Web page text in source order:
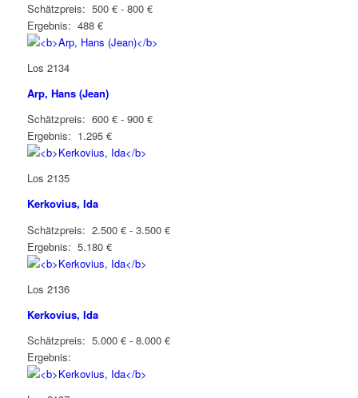
Schätzpreis: 500 € - 800 €
Ergebnis: 488 €
Los 2134
Arp, Hans (Jean)
Schätzpreis: 600 € - 900 €
Ergebnis: 1.295 €
Los 2135
Kerkovius, Ida
Schätzpreis: 2.500 € - 3.500 €
Ergebnis: 5.180 €
Los 2136
Kerkovius, Ida
Schätzpreis: 5.000 € - 8.000 €
Ergebnis: